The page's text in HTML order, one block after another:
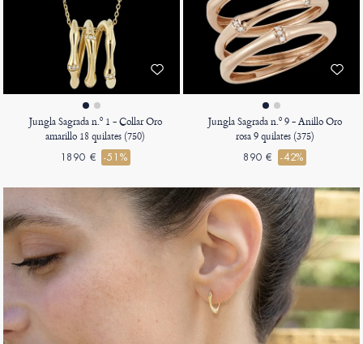
Jungla Sagrada n.º 1 - Collar Oro
amarillo 18 quilates (750)
1890 € -51%
Jungla Sagrada n.º 9 - Anillo Oro
rosa 9 quilates (375)
890 € -42%